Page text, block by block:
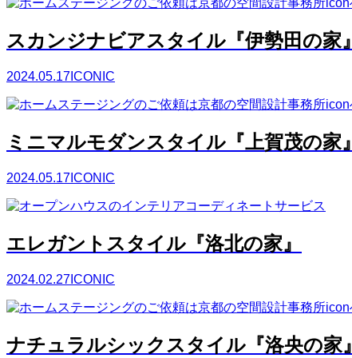
スカンジナビアスタイル『伊勢田の家』
2024.05.17 ICONIC
ミニマルモダンスタイル『上賀茂の家』
2024.05.17 ICONIC
エレガントスタイル『洛北の家』
2024.02.27 ICONIC
ナチュラルシックスタイル『洛央の家』